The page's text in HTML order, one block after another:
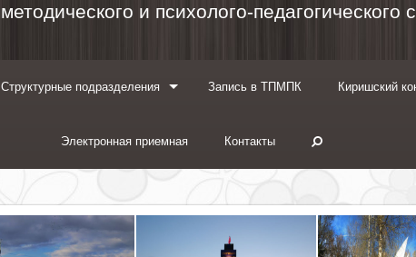
и психолого-педагогического
Структурные подразделения Запись в ТПМПК Киришский
Электронная приемная Контакты